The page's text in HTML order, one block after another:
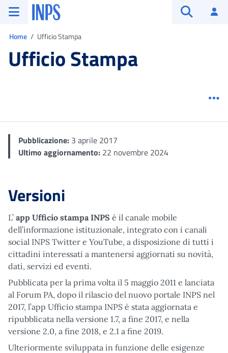
Vai al menu principale
Vai al contenuto principale
Vai al pie' di pagina
INPS ()
Home Ufficio Stampa
Ufficio Stampa
Pubblicazione: 3 aprile 2017
Ultimo aggiornamento: 22 novembre 2024
Versioni
L’ app Ufficio stampa INPS è il canale mobile
dell’informazione istituzionale, integrato con i canali
social INPS Twitter e YouTube, a disposizione di tutti i
cittadini interessati a mantenersi aggiornati su novità,
dati, servizi ed eventi.
Pubblicata per la prima volta il 5 maggio 2011 e lanciata
al Forum PA, dopo il rilascio del nuovo portale INPS nel
2017, l’app Ufficio stampa INPS è stata aggiornata e
ripubblicata nella versione 1.7, a fine 2017, e nella
versione 2.0, a fine 2018, e 2.1 a fine 2019.
Ulteriormente sviluppata in funzione delle esigenze